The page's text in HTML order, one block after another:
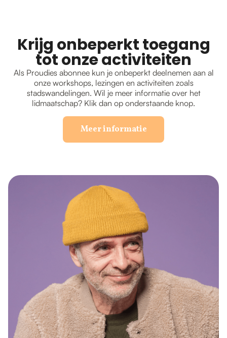
Krijg onbeperkt toegang
tot onze activiteiten
Als Proudies abonnee kun je onbeperkt deelnemen aan al
onze workshops, lezingen en activiteiten zoals
stadswandelingen. Wil je meer informatie over het
lidmaatschap? Klik dan op onderstaande knop.
Meer informatie